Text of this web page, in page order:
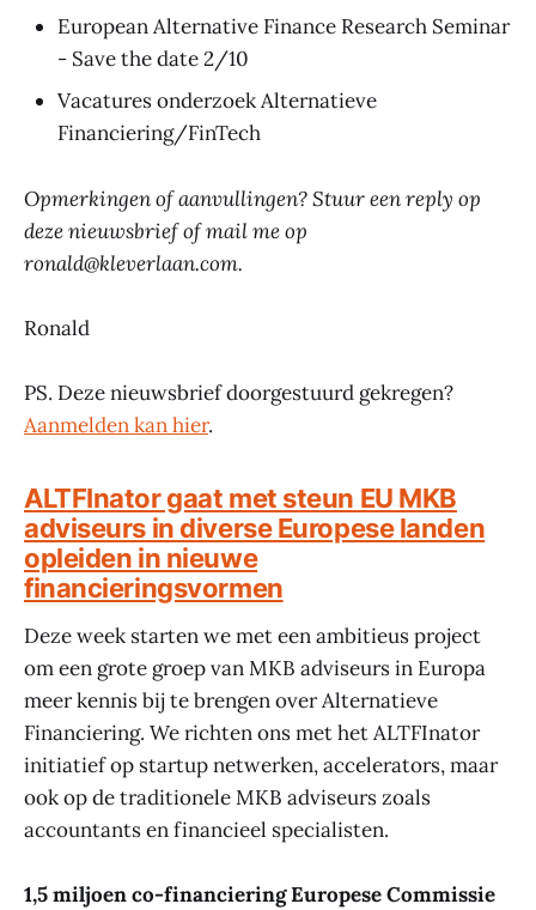
European Alternative Finance Research Seminar
- Save the date 2/10
Vacatures onderzoek Alternatieve
Financiering/FinTech
Opmerkingen of aanvullingen? Stuur een reply op
deze nieuwsbrief of mail me op
ronald@kleverlaan.com.
Ronald
PS. Deze nieuwsbrief doorgestuurd gekregen?
Aanmelden kan hier.
ALTFInator gaat met steun EU MKB
adviseurs in diverse Europese landen
opleiden in nieuwe
financieringsvormen
Deze week starten we met een ambitieus project
om een grote groep van MKB adviseurs in Europa
meer kennis bij te brengen over Alternatieve
Financiering. We richten ons met het ALTFInator
initiatief op startup netwerken, accelerators, maar
ook op de traditionele MKB adviseurs zoals
accountants en financieel specialisten.
1,5 miljoen co-financiering Europese Commissie